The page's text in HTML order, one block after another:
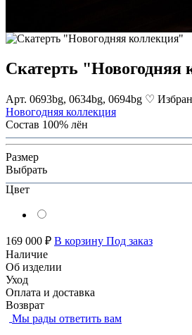
Скатерть "Новогодняя
Арт. 0693bg, 0634bg, 0694bg ♡
Новогодняя коллекция
Состав 100% лён
Размер
Выбрать
Цвет
169 000 ₽ В корзину Под заказ
Наличие
Об изделии
Уход
Оплата и доставка
Возврат
Мы рады ответить вам